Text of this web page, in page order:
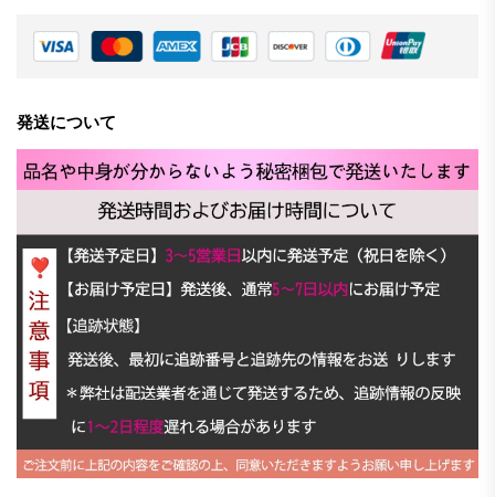
発送について